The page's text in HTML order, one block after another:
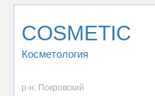
COSMETIC
Косметология
р-н. Покровский